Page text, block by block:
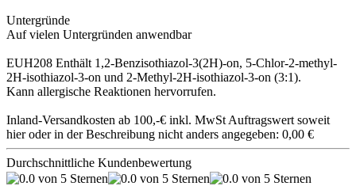
Untergründe
Auf vielen Untergründen anwendbar
EUH208 Enthält 1,2-Benzisothiazol-3(2H)-on, 5-Chlor-2-methyl-
2H-isothiazol-3-on und 2-Methyl-2H-isothiazol-3-on (3:1).
Kann allergische Reaktionen hervorrufen.
Inland-Versandkosten ab 100,-€ inkl. MwSt Auftragswert soweit
hier oder in der Beschreibung nicht anders angegeben: 0,00 €
Durchschnittliche Kundenbewertung